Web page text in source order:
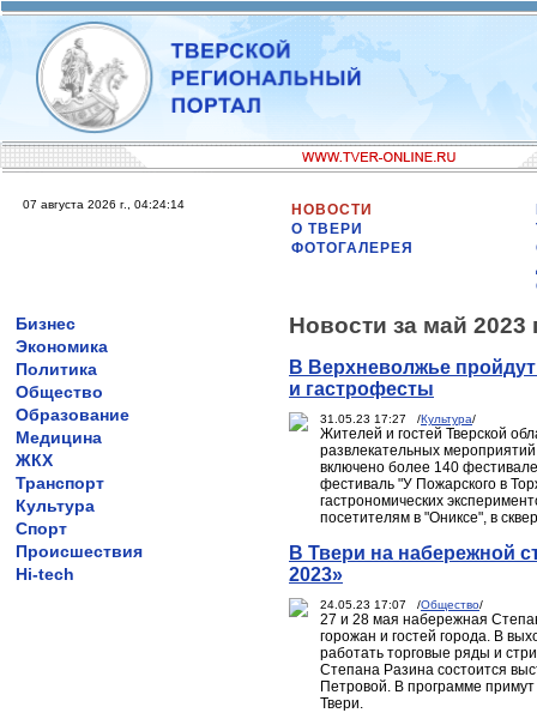
07 августа 2026 г., 04:24:14
НОВОСТИ
О ТВЕРИ
ФОТОГАЛЕРЕЯ
Бизнес
Экономика
Политика
Общество
Образование
Медицина
ЖКХ
Транспорт
Культура
Спорт
Происшествия
Hi-tech
Новости за май 2023
В Верхневолжье
и гастрофесты
31.05.23 17:27 /Культура/
Жителей и гостей Тверской
развлекательных
включено более 140
фестиваль "У Пожарского в
гастрономических
посетителям в "Ониксе", в
В Твери на набережной
2023»
24.05.23 17:07 /Общество/
27 и 28 мая набережная
горожан и гостей города. В
работать торговые ряды и
Степана Разина состоится
Петровой. В программе
Твери.